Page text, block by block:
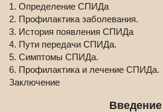
1. Определение СПИДа
2. Профилактика заболевания.
3. История появления СПИДа
4. Пути передачи СПИДа.
5. Симптомы СПИДа.
6. Профилактика и лечение СПИДа.
Заключение
Введение